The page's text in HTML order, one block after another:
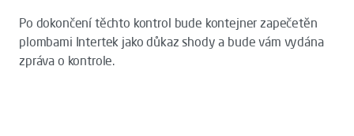
Po dokončení těchto kontrol bude kontejner zapečetěn
plombami Intertek jako důkaz shody a bude vám vydána
zpráva o kontrole.